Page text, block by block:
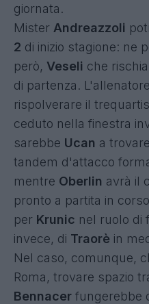
giornata.
Mister Andreazzoli
2 di inizio stagione: ne
però, Veseli che
di partenza.
rispolverare il
ceduto nella finestra
sarebbe Ucan a
tandem d'attacco
mentre Oberlin avrà il
pronto a partita in
per Krunic nel ruolo di
invece, di Traorè in
Nel caso, comunque,
Roma, trovare spazio
Bennacer fungerebbe